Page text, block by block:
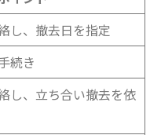
し、撤去日を指定
続き
し、立ち合い撤去を依